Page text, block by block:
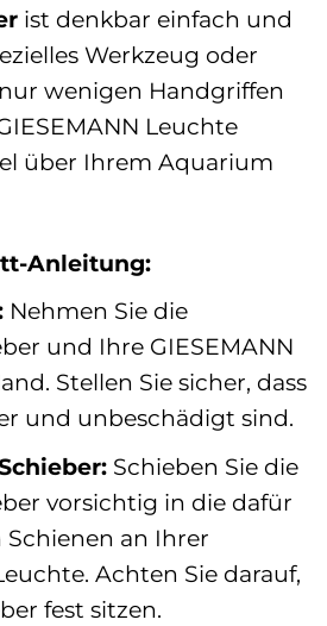
ist denkbar einfach und
Werkzeug oder
wenigen Handgriffen
Leuchte
über Ihrem Aquarium
Anleitung:
Nehmen Sie die
und Ihre GIESEMANN
Stellen Sie sicher, dass
und unbeschädigt sind.
Schieben Sie die
vorsichtig in die dafür
Schienen an Ihrer
Achten Sie darauf,
fest sitzen.